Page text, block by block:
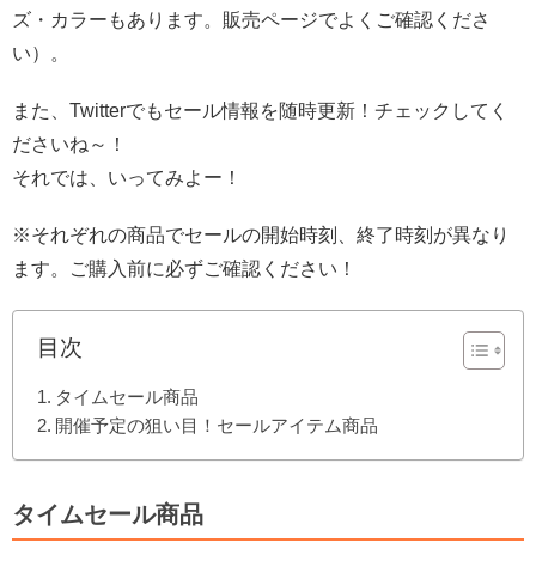
ズ・カラーもあります。販売ページでよくご確認くださ
い）。
また、Twitterでもセール情報を随時更新！チェックしてく
ださいね～！
それでは、いってみよー！
※それぞれの商品でセールの開始時刻、終了時刻が異なり
ます。ご購入前に必ずご確認ください！
目次
タイムセール商品
開催予定の狙い目！セールアイテム商品
タイムセール商品